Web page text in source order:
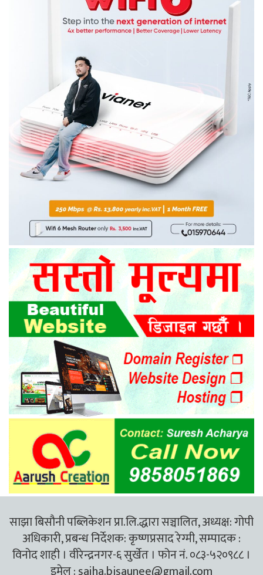
साझा बिसौनी पब्लिकेशन प्रा.लि.द्धारा सञ्चालित, अध्यक्ष: गोपी
अधिकारी, प्रबन्ध निर्देशक: कृष्णप्रसाद रेग्मी, सम्पादक :
विनोद शाही । वीरेन्द्रनगर-६ सुर्खेत । फोन नं. ०८३-५२०९८८ ।